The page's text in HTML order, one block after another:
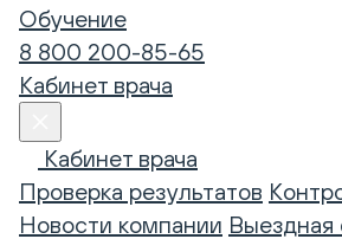
Обучение
8 800 200-85-65
Кабинет врача
Кабинет врача
Проверка результатов
Новости компании Выездная